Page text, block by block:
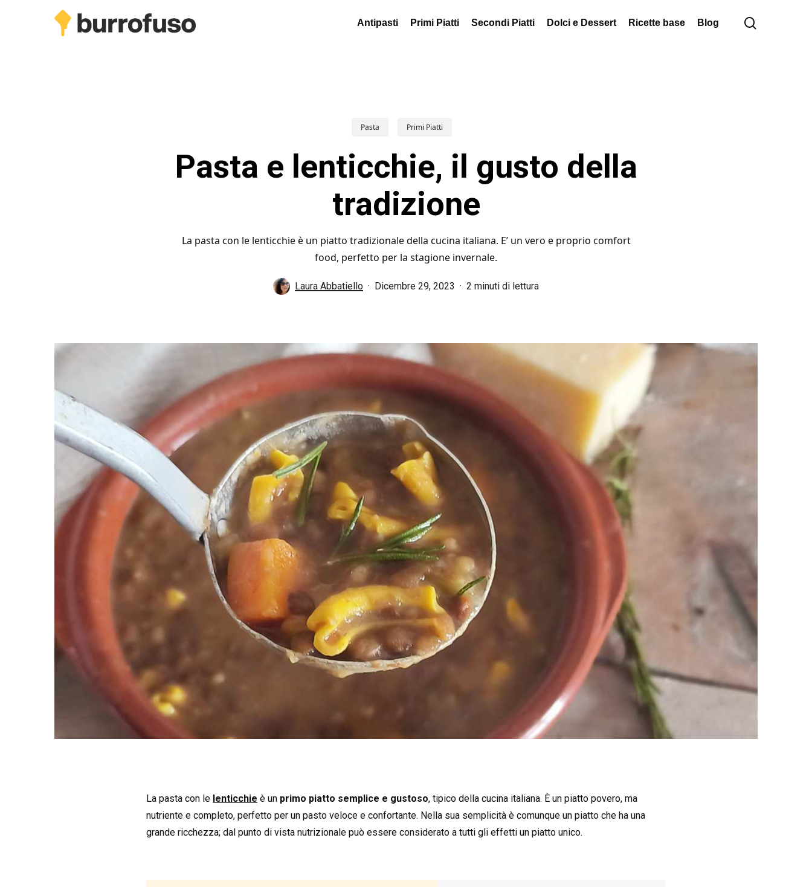
Premi invio per cercare o ESC per uscire
Antipasti Primi Piatti Secondi Piatti Dolci e Dessert Ricette base Blog
Pasta Primi Piatti
Pasta e lenticchie, il gusto della
tradizione
La pasta con le lenticchie è un piatto tradizionale della cucina italiana. E’ un vero e proprio comfort
food, perfetto per la stagione invernale.
Laura Abbatiello Dicembre 29, 2023 2 minuti di lettura
La pasta con le lenticchie è un primo piatto semplice e gustoso, tipico della cucina italiana. È un piatto povero, ma
nutriente e completo, perfetto per un pasto veloce e confortante. Nella sua semplicità è comunque un piatto che ha una
grande ricchezza; dal punto di vista nutrizionale può essere considerato a tutti gli effetti un piatto unico.